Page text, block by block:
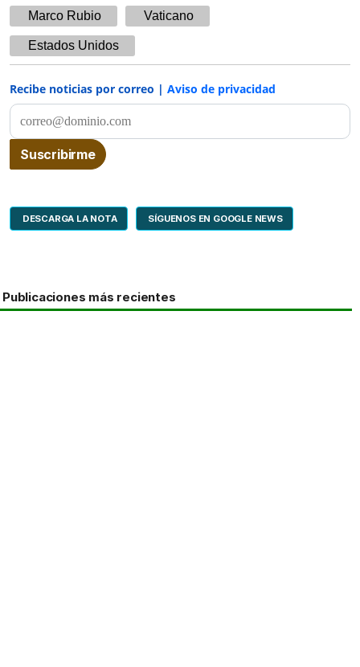
Marco Rubio Vaticano
Estados Unidos
Recibe noticias por correo | Aviso de privacidad
DESCARGA LA NOTA SÍGUENOS EN GOOGLE NEWS
Publicaciones más recientes